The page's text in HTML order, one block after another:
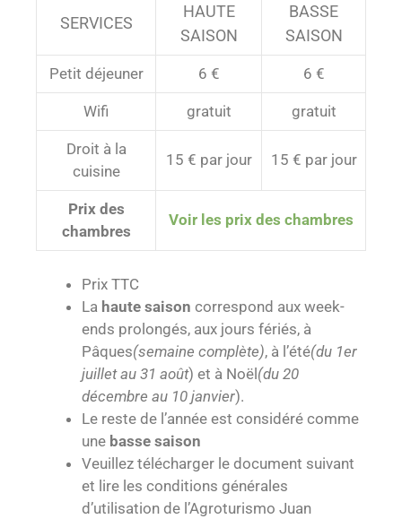
SERVICES
HAUTE
SAISON
BASSE
SAISON
Petit déjeuner 6 € 6 €
Wifi gratuit gratuit
Droit à la
cuisine
15 € par jour 15 € par jour
Prix des
chambres
Voir les prix des chambres
Prix TTC
La haute saison correspond aux week-
ends prolongés, aux jours fériés, à
Pâques(semaine complète), à l’été(du 1er
juillet au 31 août) et à Noël (du 20
décembre au 10 janvier).
Le reste de l’année est considéré comme
une basse saison
Veuillez télécharger le document suivant
et lire les conditions générales
d’utilisation de l’Agroturismo Juan